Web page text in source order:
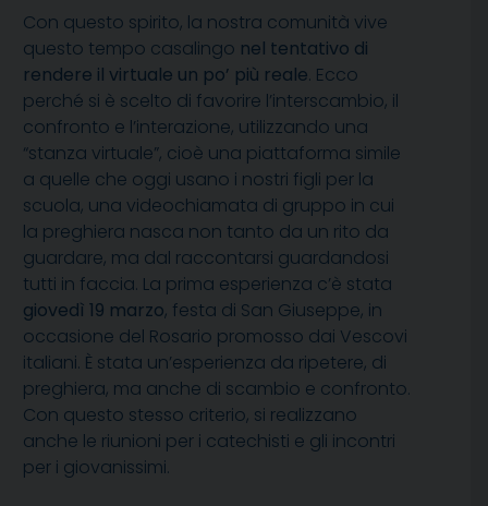
Con questo spirito, la nostra comunità vive
questo tempo casalingo nel tentativo di
rendere il virtuale un po’ più reale. Ecco
perché si è scelto di favorire l’interscambio, il
confronto e l’interazione, utilizzando una
“stanza virtuale”, cioè una piattaforma simile
a quelle che oggi usano i nostri figli per la
scuola, una videochiamata di gruppo in cui
la preghiera nasca non tanto da un rito da
guardare, ma dal raccontarsi guardandosi
tutti in faccia. La prima esperienza c’è stata
giovedì 19 marzo, festa di San Giuseppe, in
occasione del Rosario promosso dai Vescovi
italiani. È stata un’esperienza da ripetere, di
preghiera, ma anche di scambio e confronto.
Con questo stesso criterio, si realizzano
anche le riunioni per i catechisti e gli incontri
per i giovanissimi.